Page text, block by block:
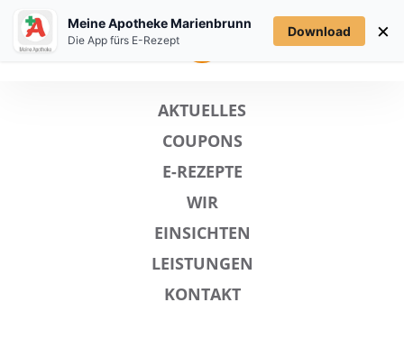
MENÜ
AKTUELLES
COUPONS
E-REZEPTE
WIR
EINSICHTEN
LEISTUNGEN
KONTAKT
Meine Apotheke Marienbrunn
Die App fürs E-Rezept
Download ×